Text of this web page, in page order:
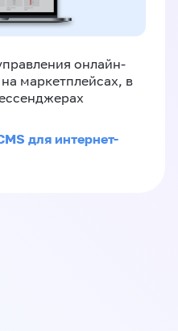
онлайн-
маркетплейсах, в
для интернет-